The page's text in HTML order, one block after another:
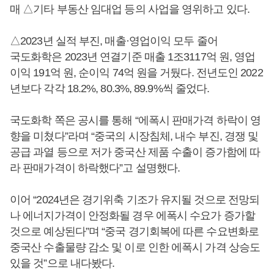
매 △기타 부동산 임대업 등의 사업을 영위하고 있다.
△2023년 실적 부진, 매출·영업이익 모두 줄어
국도화학은 2023년 연결기준 매출 1조3117억 원, 영업
이익 191억 원, 순이익 74억 원을 거뒀다. 전년도인 2022
년보다 각각 18.2%, 80.3%, 89.9%씩 줄었다.
국도화학 쪽은 공시를 통해 “에폭시 판매가격 하락이 영
향을 미쳤다”라며 “중국의 시장침체, 내수 부진, 경쟁 및
공급 과열 등으로 저가 중국산 제품 수출이 증가함에 따
라 판매가격이 하락했다”고 설명했다.
이어 “2024년은 경기위축 기조가 유지될 것으로 전망되
나 에너지가격이 안정화될 경우 에폭시 수요가 증가할
것으로 예상된다”며 “중국 경기회복에 따른 수요변화로
중국산 수출물량 감소 및 이로 인한 에폭시 가격 상승도
있을 것”으로 내다봤다.